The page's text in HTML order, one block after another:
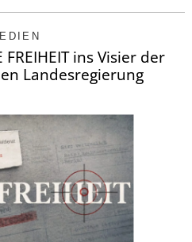
FREIHEIT ins Visier der
Landesregierung